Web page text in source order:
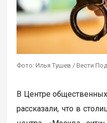
Фото: Илья Тушев / Вести
В Центре
рассказали, что в